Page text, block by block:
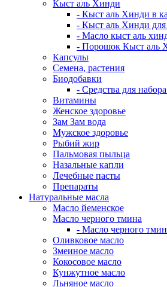
Кыст аль Хинди
- Кыст аль Хинди в
- Кыст аль Хинди для
- Масло кыст аль
- Порошок Кыст аль
Капсулы
Семена, растения
Биодобавки
- Средства для набора
Витамины
Женское здоровье
Зам Зам вода
Мужское здоровье
Рыбий жир
Пальмовая пыльца
Назальные капли
Лечебные пасты
Препараты
Натуральные масла
Масло йеменское
Масло черного тмина
- Масло черного
Оливковое масло
Змеиное масло
Кокосовое масло
Кунжутное масло
Льняное масло